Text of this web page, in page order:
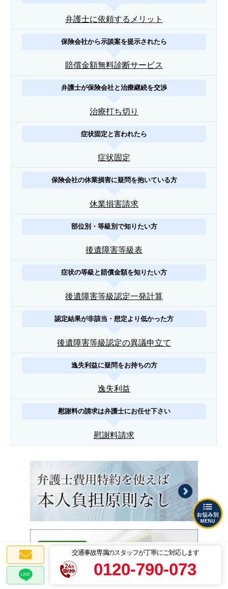
交通事故専属のスタッフが丁寧にご対応します
0120-790-073
弁護士に依頼するメリット
保険会社から示談案を提示されたら
賠償金額無料診断サービス
弁護士が保険会社と治療継続を交渉
治療打ち切り
症状固定と言われたら
症状固定
保険会社の休業損害に疑問を抱いている方
休業損害請求
部位別・等級別で知りたい方
後遺障害等級表
症状の等級と賠償金額を知りたい方
後遺障害等級認定一発計算
認定結果が非該当・想定より低かった方
後遺障害等級認定の異議申立て
逸失利益に疑問をお持ちの方
逸失利益
慰謝料の請求は弁護士にお任せ下さい
慰謝料請求